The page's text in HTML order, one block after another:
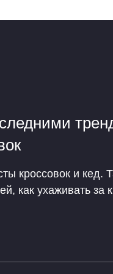
кроссовок и кед.
как ухаживать за